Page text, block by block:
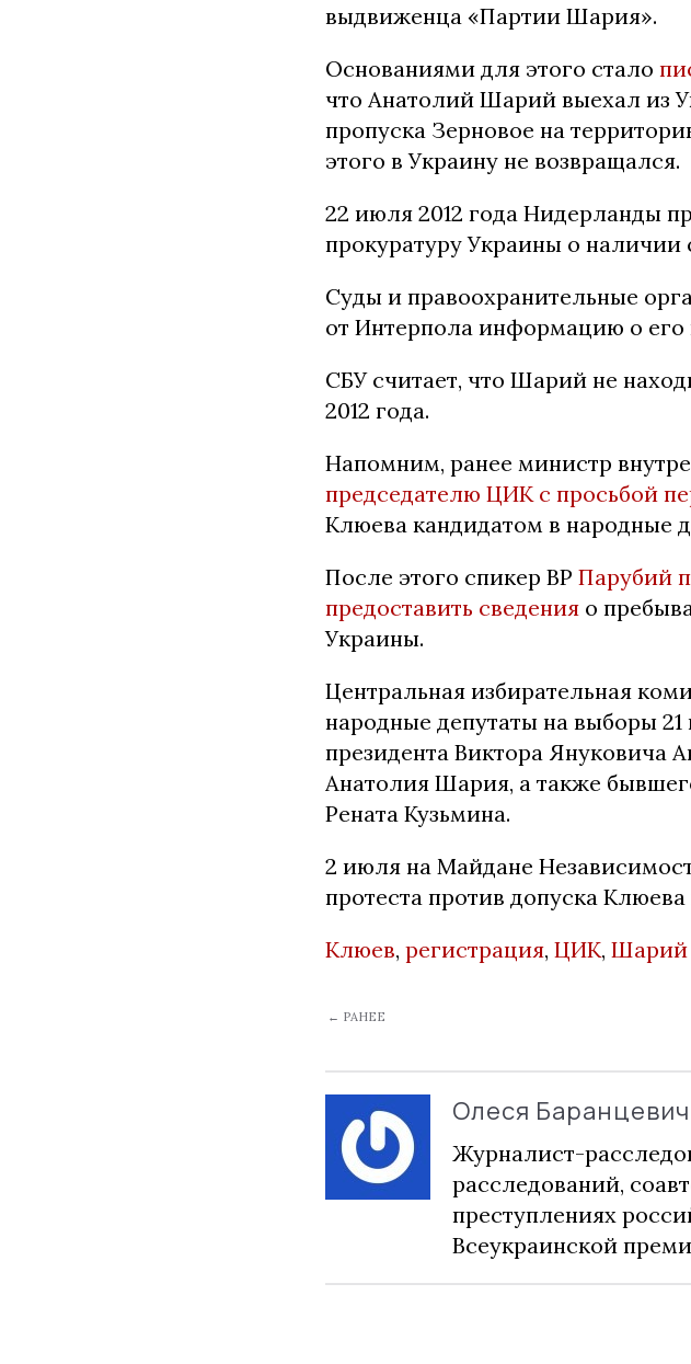
выдвиженца «Партии Шария».
Основаниями для этого стало
что Анатолий Шарий выехал из
пропуска Зерновое на
этого в Украину не возвращался.
22 июля 2012 года Нидерланды
прокуратуру Украины о наличии
Суды и правоохранительные
от Интерпола информацию о
СБУ считает, что Шарий не
2012 года.
Напомним, ранее министр
председателю ЦИК с просьбой
Клюева кандидатом в народные
После этого спикер ВР Парубий
предоставить сведения о
Украины.
Центральная избирательная
народные депутаты на выборы
президента Виктора Януковича
Анатолия Шария, а также
Рената Кузьмина.
2 июля на Майдане
протеста против допуска
Клюев, регистрация, ЦИК, Шарий
← РАНЕЕ
Олеся Баранцевич
Журналист-
расследований,
преступлениях
Всеукраинской